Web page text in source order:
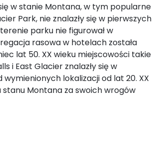
w stanie Montana, w tym popularne
Park, nie znalazły się w pierwszych
parku nie figurował w
rasowa w hotelach została
lat 50. XX wieku miejscowości takie
i East Glacier znalazły się w
lokalizacji od lat 20. XX
stanu Montana za swoich wrogów